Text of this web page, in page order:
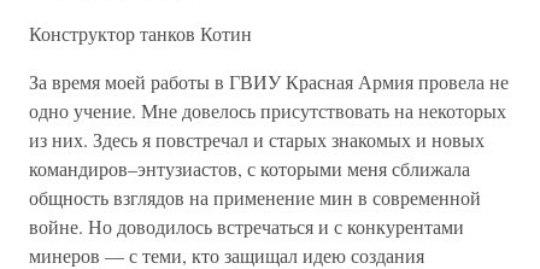
Конструктор танков Котин
За время моей работы в ГВИУ Красная Армия провела не
одно учение. Мне довелось присутствовать на некоторых
из них. Здесь я повстречал и старых знакомых и новых
командиров–энтузиастов, с которыми меня сближала
общность взглядов на применение мин в современной
войне. Но доводилось встречаться и с конкурентами
минеров — с теми, кто защищал идею создания